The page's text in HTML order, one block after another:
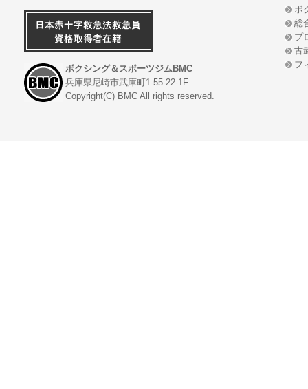
ボクシング＆スポーツジムBMC
兵庫県尼崎市武庫町1-55-22-1F
Copyright(C) BMC All rights reserved.
ボ
総
プ
古
フ